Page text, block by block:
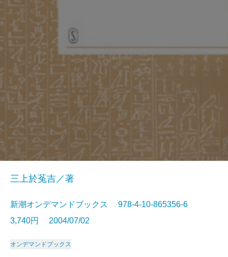
三上於菟吉／著
新潮オンデマンドブックス 978-4-10-865356-6
3,740円 2004/07/02
オンデマンドブックス